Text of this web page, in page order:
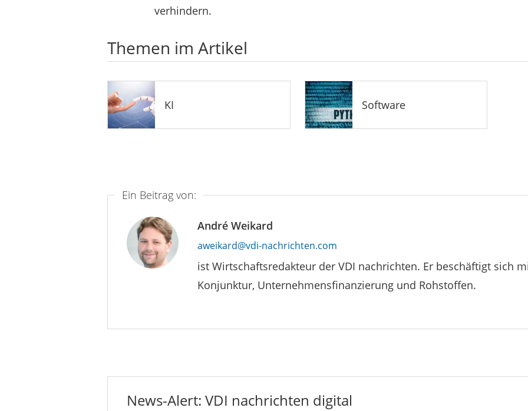
verhindern.
Themen im Artikel
KI Software
Ein Beitrag von:
André Weikard
aweikard@vdi-nachrichten.com
ist Wirtschaftsredakteur der VDI nachrichten. Er beschäftigt sich
Konjunktur, Unternehmensfinanzierung und Rohstoffen.
News-Alert: VDI nachrichten digital